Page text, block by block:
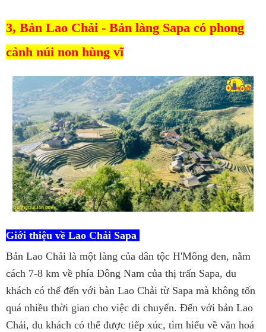
3, Bản Lao Chải - Bản làng Sapa có phong
cảnh núi non hùng vĩ
Giới thiệu về Lao Chải Sapa
Bản Lao Chải là một làng của dân tộc H'Mông đen, nằm
cách 7-8 km về phía Đông Nam của thị trấn Sapa, du
khách có thể đến với bàn Lao Chải từ Sapa mà không tốn
quá nhiều thời gian cho việc di chuyển. Đến với bản Lao
Chải, du khách có thể được tiếp xúc, tìm hiểu về văn hoá